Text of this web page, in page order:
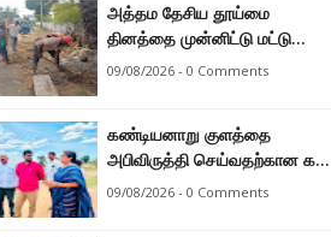
அத்தம தேசிய தூய்மை
தினத்தை முன்னிட்டு மட்டு
மாநகர சபையின் பிரதான நிகழ்வு.
09/08/2026 - 0 Comments
கண்டியனாறு குளத்தை
அபிவிருத்தி செய்வதற்கான கள
விஜயம்.
09/08/2026 - 0 Comments